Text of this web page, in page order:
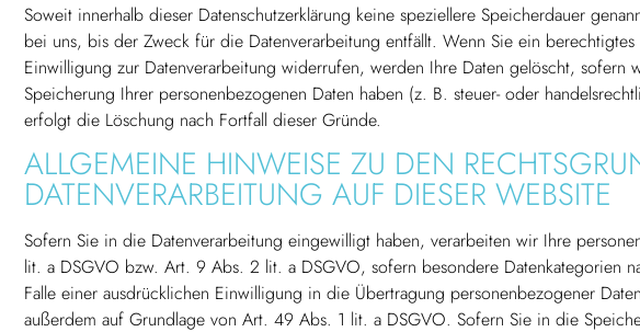
Soweit innerhalb dieser Datenschutzerklärung keine speziellere Speicherdauer
bei uns, bis der Zweck für die Datenverarbeitung entfällt. Wenn Sie ein
Einwilligung zur Datenverarbeitung widerrufen, werden Ihre Daten gelöscht,
Speicherung Ihrer personenbezogenen Daten haben (z. B. steuer- oder
erfolgt die Löschung nach Fortfall dieser Gründe.
ALLGEMEINE HINWEISE ZU DEN
DATENVERARBEITUNG AUF DIESER WEBSITE
Sofern Sie in die Datenverarbeitung eingewilligt haben, verarbeiten wir Ihre
lit. a DSGVO bzw. Art. 9 Abs. 2 lit. a DSGVO, sofern besondere Datenkategorien
Falle einer ausdrücklichen Einwilligung in die Übertragung personenbezogener
außerdem auf Grundlage von Art. 49 Abs. 1 lit. a DSGVO. Sofern Sie in die